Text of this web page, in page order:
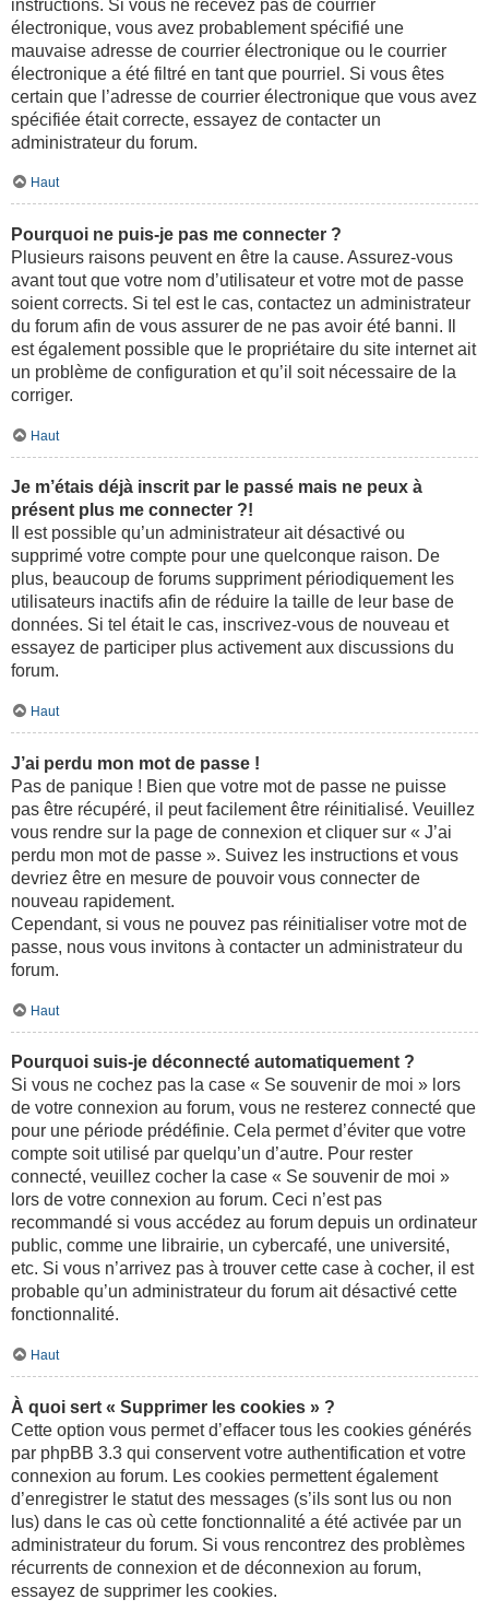
instructions. Si vous ne recevez pas de courrier
électronique, vous avez probablement spécifié une
mauvaise adresse de courrier électronique ou le courrier
électronique a été filtré en tant que pourriel. Si vous êtes
certain que l’adresse de courrier électronique que vous avez
spécifiée était correcte, essayez de contacter un
administrateur du forum.
Haut
Pourquoi ne puis-je pas me connecter ?
Plusieurs raisons peuvent en être la cause. Assurez-vous
avant tout que votre nom d’utilisateur et votre mot de passe
soient corrects. Si tel est le cas, contactez un administrateur
du forum afin de vous assurer de ne pas avoir été banni. Il
est également possible que le propriétaire du site internet ait
un problème de configuration et qu’il soit nécessaire de la
corriger.
Haut
Je m’étais déjà inscrit par le passé mais ne peux à
présent plus me connecter ?!
Il est possible qu’un administrateur ait désactivé ou
supprimé votre compte pour une quelconque raison. De
plus, beaucoup de forums suppriment périodiquement les
utilisateurs inactifs afin de réduire la taille de leur base de
données. Si tel était le cas, inscrivez-vous de nouveau et
essayez de participer plus activement aux discussions du
forum.
Haut
J’ai perdu mon mot de passe !
Pas de panique ! Bien que votre mot de passe ne puisse
pas être récupéré, il peut facilement être réinitialisé. Veuillez
vous rendre sur la page de connexion et cliquer sur « J’ai
perdu mon mot de passe ». Suivez les instructions et vous
devriez être en mesure de pouvoir vous connecter de
nouveau rapidement.
Cependant, si vous ne pouvez pas réinitialiser votre mot de
passe, nous vous invitons à contacter un administrateur du
forum.
Haut
Pourquoi suis-je déconnecté automatiquement ?
Si vous ne cochez pas la case « Se souvenir de moi » lors
de votre connexion au forum, vous ne resterez connecté que
pour une période prédéfinie. Cela permet d’éviter que votre
compte soit utilisé par quelqu’un d’autre. Pour rester
connecté, veuillez cocher la case « Se souvenir de moi »
lors de votre connexion au forum. Ceci n’est pas
recommandé si vous accédez au forum depuis un ordinateur
public, comme une librairie, un cybercafé, une université,
etc. Si vous n’arrivez pas à trouver cette case à cocher, il est
probable qu’un administrateur du forum ait désactivé cette
fonctionnalité.
Haut
À quoi sert « Supprimer les cookies » ?
Cette option vous permet d’effacer tous les cookies générés
par phpBB 3.3 qui conservent votre authentification et votre
connexion au forum. Les cookies permettent également
d’enregistrer le statut des messages (s’ils sont lus ou non
lus) dans le cas où cette fonctionnalité a été activée par un
administrateur du forum. Si vous rencontrez des problèmes
récurrents de connexion et de déconnexion au forum,
essayez de supprimer les cookies.